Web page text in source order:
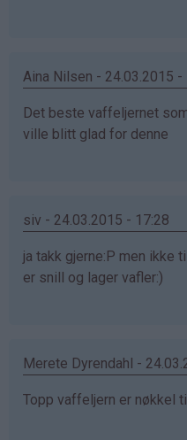
Aina Nilsen - 24.03.2015 -
Det beste vaffeljernet
ville blitt glad for denne
siv - 24.03.2015 - 17:28
ja takk gjerne:P men ikke
er snill og lager vafler:)
Merete Dyrendahl -
Topp vaffeljern er nøkkel